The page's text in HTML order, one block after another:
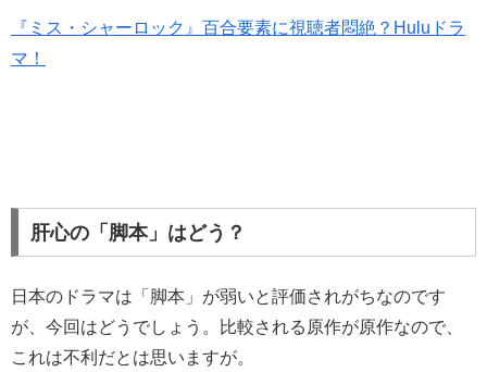
『ミス・シャーロック』百合要素に視聴者悶絶？Huluドラ
マ！
肝心の「脚本」はどう？
日本のドラマは「脚本」が弱いと評価されがちなのです
が、今回はどうでしょう。比較される原作が原作なので、
これは不利だとは思いますが。